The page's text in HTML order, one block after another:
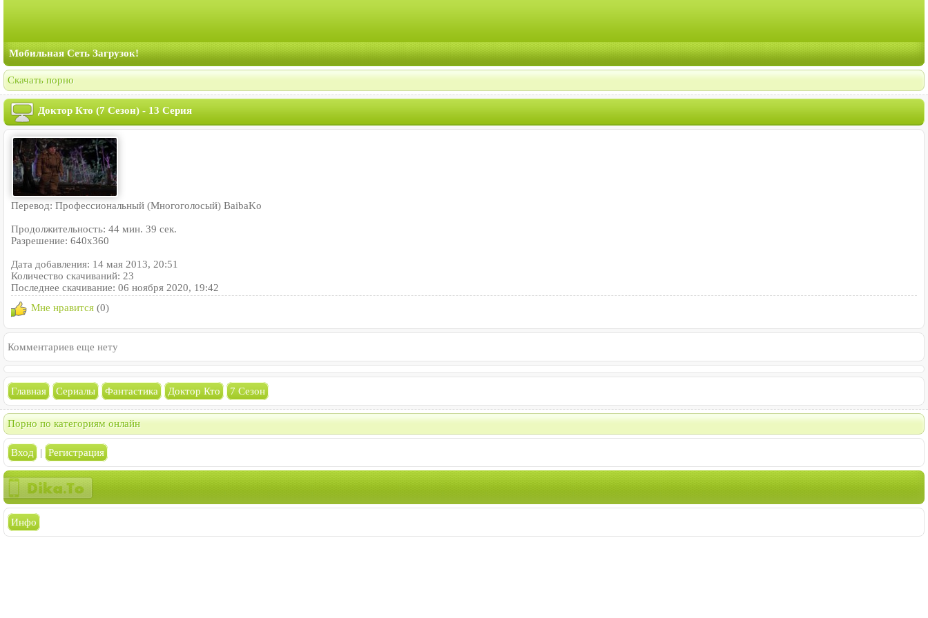
Мобильная Сеть Загрузок!
Скачать порно
Доктор Кто (7 Сезон) - 13 Серия
Перевод: Профессиональный (Многоголосый) BaibaKo
Продолжительность: 44 мин. 39 сек.
Разрешение: 640x360
Дата добавления: 14 мая 2013, 20:51
Количество скачиваний: 23
Последнее скачивание: 06 ноября 2020, 19:42
Мне нравится (0)
Комментариев еще нету
Главная Сериалы Фантастика Доктор Кто 7 Сезон
Порно по категориям онлайн
Вход | Регистрация
Инфо